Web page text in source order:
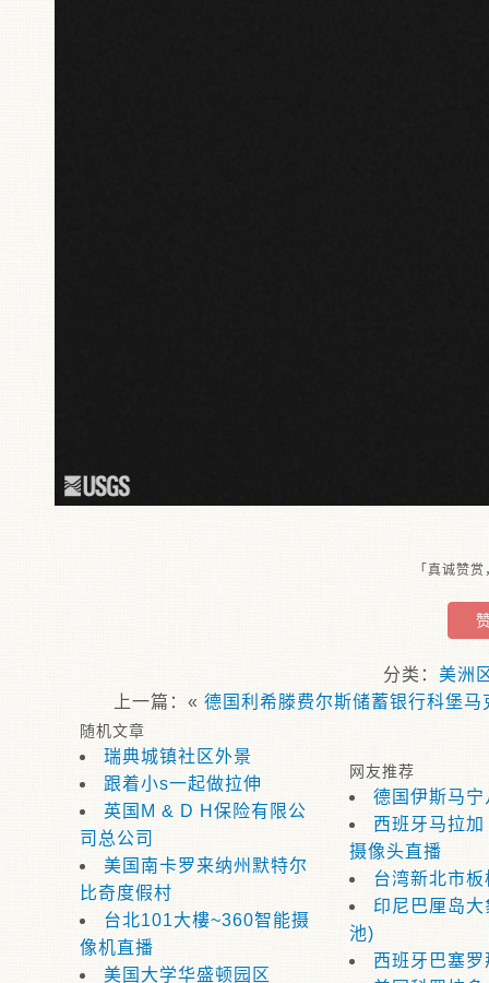
「真诚赞
分类： 美洲
上一篇：« 德国利希滕费尔斯储蓄银行科堡马
随机文章
瑞典城镇社区外景
跟着小s一起做拉伸
英国M & D H保险有限公
司总公司
美国南卡罗来纳州默特尔
比奇度假村
台北101大樓~360智能摄
像机直播
美国大学华盛顿园区
网友推荐
德国伊斯马
西班牙马拉
摄像头直播
台湾新北市
印尼巴厘岛
池)
西班牙巴塞罗